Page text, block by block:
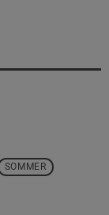
SOMMER